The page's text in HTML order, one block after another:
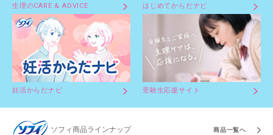
生理のCARE & ADVICE はじめてからだナビ
妊活からだナビ 受験生応援サイト
ソフィ商品ラインナップ 商品一覧へ